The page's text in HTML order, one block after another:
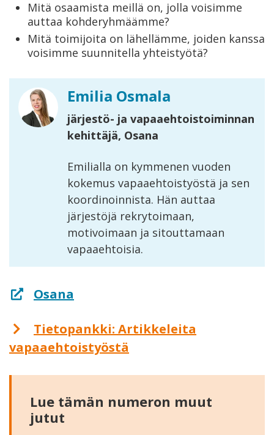
Mitä osaamista meillä on, jolla voisimme
auttaa kohderyhmäämme?
Mitä toimijoita on lähellämme, joiden kanssa
voisimme suunnitella yhteistyötä?
Emilia Osmala
järjestö- ja vapaaehtoistoiminnan
kehittäjä, Osana
Emilialla on kymmenen vuoden
kokemus vapaaehtoistyöstä ja sen
koordinoinnista. Hän auttaa
järjestöjä rekrytoimaan,
motivoimaan ja sitouttamaan
vapaaehtoisia.
Osana
Tietopankki: Artikkeleita
vapaaehtoistyöstä
Lue tämän numeron muut
jutut